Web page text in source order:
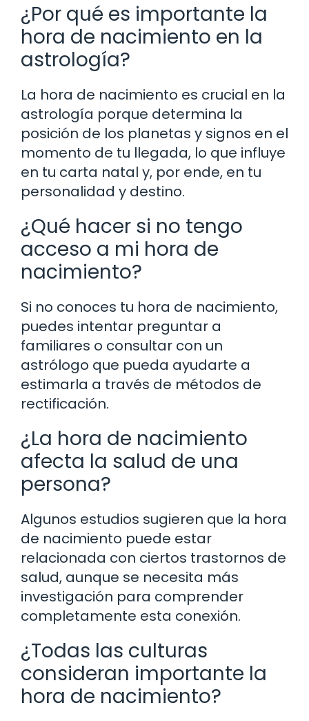
¿Por qué es importante la
hora de nacimiento en la
astrología?
La hora de nacimiento es crucial en la
astrología porque determina la
posición de los planetas y signos en el
momento de tu llegada, lo que influye
en tu carta natal y, por ende, en tu
personalidad y destino.
¿Qué hacer si no tengo
acceso a mi hora de
nacimiento?
Si no conoces tu hora de nacimiento,
puedes intentar preguntar a
familiares o consultar con un
astrólogo que pueda ayudarte a
estimarla a través de métodos de
rectificación.
¿La hora de nacimiento
afecta la salud de una
persona?
Algunos estudios sugieren que la hora
de nacimiento puede estar
relacionada con ciertos trastornos de
salud, aunque se necesita más
investigación para comprender
completamente esta conexión.
¿Todas las culturas
consideran importante la
hora de nacimiento?